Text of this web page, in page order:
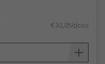
€ 32,05/doos